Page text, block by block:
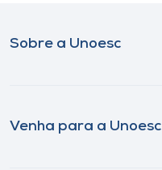
Sobre a Unoesc
Venha para a Unoesc